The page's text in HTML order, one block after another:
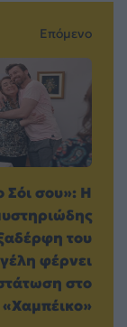
Επόμενο
Σόι σου»: Η
του
φέρνει
στο
«Χαμπέικο»